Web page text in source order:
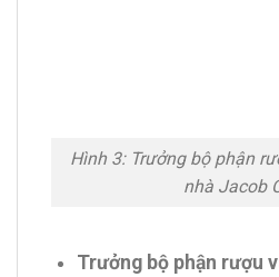
Hình 3: Trưởng bộ phận
nhà Jacob
Trưởng bộ phận rượu